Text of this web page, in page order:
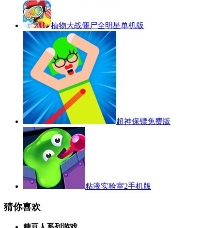
植物大战僵尸全明星单机版
超神保镖免费版
粘液实验室2手机版
猜你喜欢